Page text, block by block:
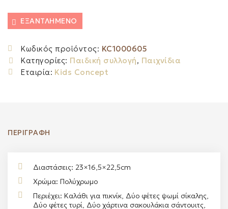
ΕΞΑΝΤΛΗΜΈΝΟ
Κωδικός προϊόντος: KC1000605
Κατηγορίες: Παιδική συλλογή, Παιχνίδια
Εταιρία: Kids Concept
ΠΕΡΙΓΡΑΦΉ
Διαστάσεις: 23×16,5×22,5cm
Χρώμα: Πολύχρωμο
Περιέχει: Καλάθι για πικνίκ, Δύο φέτες ψωμί σίκαλης,
Δύο φέτες τυρί, Δύο χάρτινα σακουλάκια σάντουιτς,